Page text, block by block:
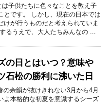
は子供たちに色々なことを教え子
とです。 しかし、現在の日本では
けが行うものだと考えられていま
るうえで、大人たちみんなの ...
の日とはいつ？意味や
石松の勝利に沸いた日
の余韻が抜けきれない3月から4月
よ本格的な初夏を意識するシーズ